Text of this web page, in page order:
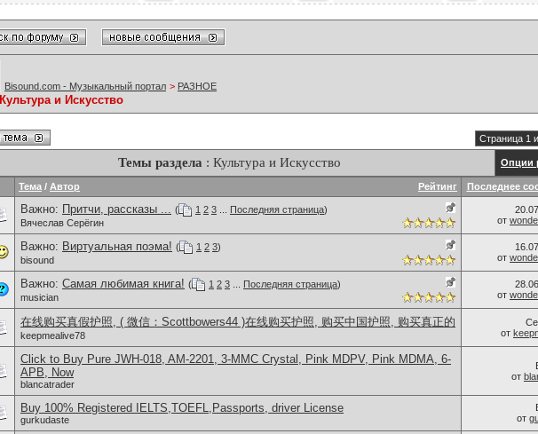
Bisound.com - Музыкальный портал > РАЗНОЕ
Культура и Искусство
Страница 1
Темы раздела : Культура и Искусство Опции
Рейтинг
Тема / Автор Последнее
Важно: Притчи, рассказы ... ( 1 2 3 Последняя страница)
Вячеслав Серёгин
от
Важно: Виртуальная поэма! ( 1 2 3)
bisound
от
Важно: Самая любимая книга! ( 1 2 3 Последняя страница)
musician
от
在线购买真假护照, ( 微信：Scottbowers44 )在线购买护照, 购买中国护照, 购买真正的
keepmealive78
от
Click to Buy Pure JWH-018, AM-2201, 3-MMC Crystal, Pink MDPV, Pink MDMA, 6-
APB, Now
blancatrader
от
Buy 100% Registered IELTS,TOEFL,Passports, driver License
gurkudaste
от